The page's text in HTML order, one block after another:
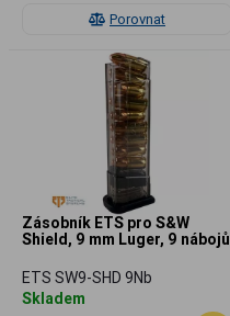
Porovnat
Zásobník ETS pro S&W
Shield, 9 mm Luger, 9 nábojů
ETS SW9-SHD 9Nb
Skladem